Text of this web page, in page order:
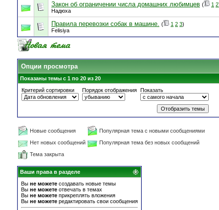
Закон об ограничении числа домашних любимцев ( 1 2
Надюха
Правила перевозки собак в машине. ( 1 2 3)
Felisiya
Опции просмотра
Показаны темы с 1 по 20 из 20
Критерий сортировки
Порядок отображения Показать
Новые сообщения
Популярная тема с новыми сообщениями
Нет новых сообщений
Популярная тема без новых сообщений
Тема закрыта
Ваши права в разделе
Вы не можете создавать новые темы
Вы не можете отвечать в темах
Вы не можете прикреплять вложения
Вы не можете редактировать свои сообщения